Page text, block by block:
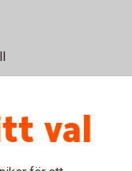
val